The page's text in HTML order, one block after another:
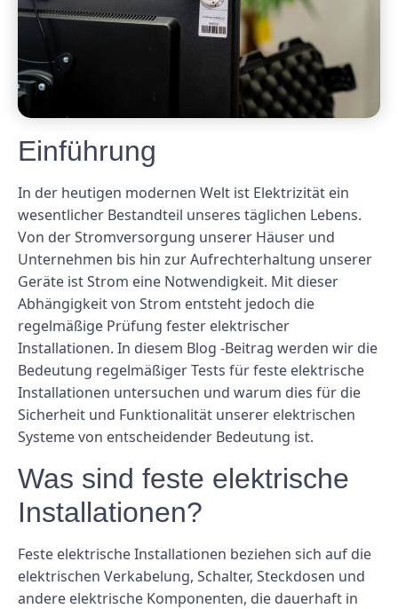
Einführung
In der heutigen modernen Welt ist Elektrizität ein
wesentlicher Bestandteil unseres täglichen Lebens.
Von der Stromversorgung unserer Häuser und
Unternehmen bis hin zur Aufrechterhaltung unserer
Geräte ist Strom eine Notwendigkeit. Mit dieser
Abhängigkeit von Strom entsteht jedoch die
regelmäßige Prüfung fester elektrischer
Installationen. In diesem Blog -Beitrag werden wir die
Bedeutung regelmäßiger Tests für feste elektrische
Installationen untersuchen und warum dies für die
Sicherheit und Funktionalität unserer elektrischen
Systeme von entscheidender Bedeutung ist.
Was sind feste elektrische
Installationen?
Feste elektrische Installationen beziehen sich auf die
elektrischen Verkabelung, Schalter, Steckdosen und
andere elektrische Komponenten, die dauerhaft in